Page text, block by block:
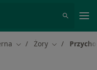
Zmień miasto
Żory Zmień miasto